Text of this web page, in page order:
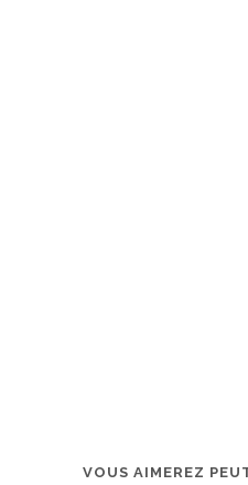
VOUS AIMEREZ